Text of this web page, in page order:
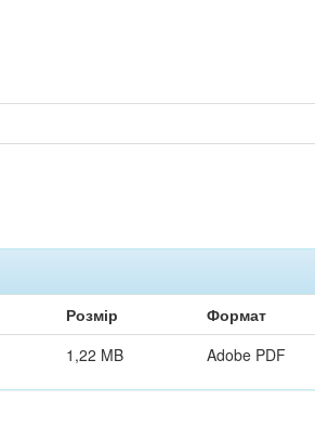
Розмір
Формат
1,22 MB Adobe PDF